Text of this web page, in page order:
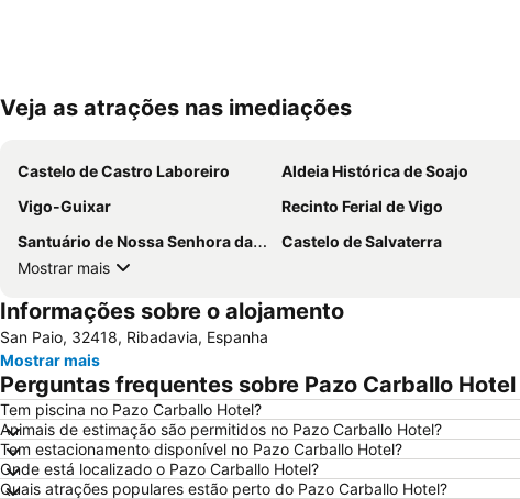
Veja as atrações nas imediações
Castelo de Castro Laboreiro Aldeia Histórica de Soajo
Vigo-Guixar
Recinto Ferial de Vigo
Santuário de Nossa Senhora da Peneda
Castelo de Salvaterra
Mostrar mais
Informações sobre o alojamento
San Paio, 32418, Ribadavia, Espanha
Mostrar mais
Perguntas frequentes sobre Pazo Carballo Hotel
Tem piscina no Pazo Carballo Hotel?
Animais de estimação são permitidos no Pazo Carballo Hotel?
Tem estacionamento disponível no Pazo Carballo Hotel?
Onde está localizado o Pazo Carballo Hotel?
Quais atrações populares estão perto do Pazo Carballo Hotel?